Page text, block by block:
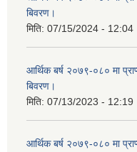
बिवरण।
मिति: 07/15/2024 - 12:04
आर्थिक बर्ष २०७९-०८० मा
बिवरण।
मिति: 07/13/2023 - 12:19
आर्थिक बर्ष २०७९-०८० मा